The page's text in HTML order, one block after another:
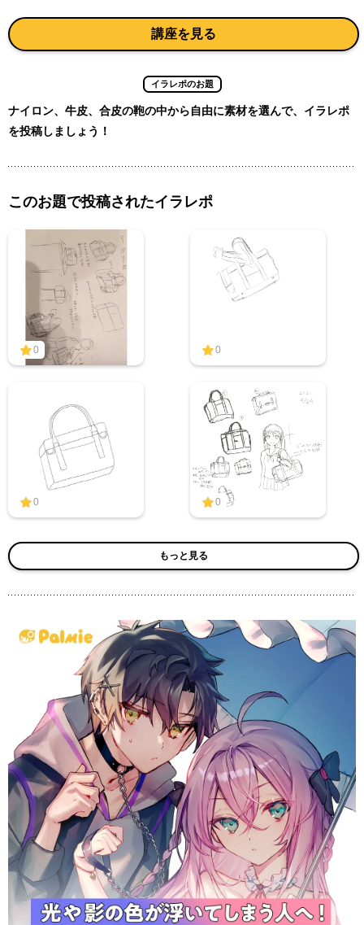
講座を見る
イラレポのお題
ナイロン、牛皮、合皮の鞄の中から自由に素材を選んで、イラレポ
を投稿しましょう！
このお題で投稿されたイラレポ
0 0
0 0
もっと見る